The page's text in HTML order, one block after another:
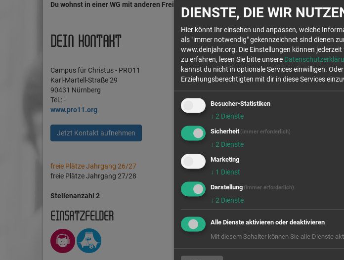
Du wohnst in einer WG mit anderen Freiwilligen. Die Ausstattung, WLAN, GEZ etc.
DEIN KONTAKT
Campus für Christus - PRO11
Karl-Martell-Straße 29
90431 Nürnberg
Tel.: -
www.pro11.org
Jetzt Kontakt aufnehmen
freie Plätze Jahrgang 26/27
freie Plätze Jahrgang 27/28
Stellenanzahl 2
EINSATZFELDER
Wir rufen für
Stellen auf
die
DIENSTE, DIE WIR
Hier könnt Ihr einsehen und anpassen, welche
als "immer notwendig" gekennzeichnet sind dienen
www.deinjahr.org. Die Einstellungen können
zu erfahren, lesen Sie bitte unsere
kannst du nicht in optionale Services einwilligen.
Erziehungsberechtigten mit dir in diese Services
Besucher-Statistiken
↓ 2 Dienste
Sicherheit (immer erforderlich)
↓ 2 Dienste
Marketing
↓ 1 Dienst
Darstellung (immer erforderlich)
↓ 2 Dienste
Alle Dienste aktivieren oder deaktivieren
Mit diesem Schalter können Sie alle Dienste